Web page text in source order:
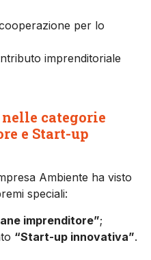
per lo
imprenditoriale
categorie
e Start-up
Ambiente ha visto
speciali:
imprenditore”;
“Start-up innovativa”.